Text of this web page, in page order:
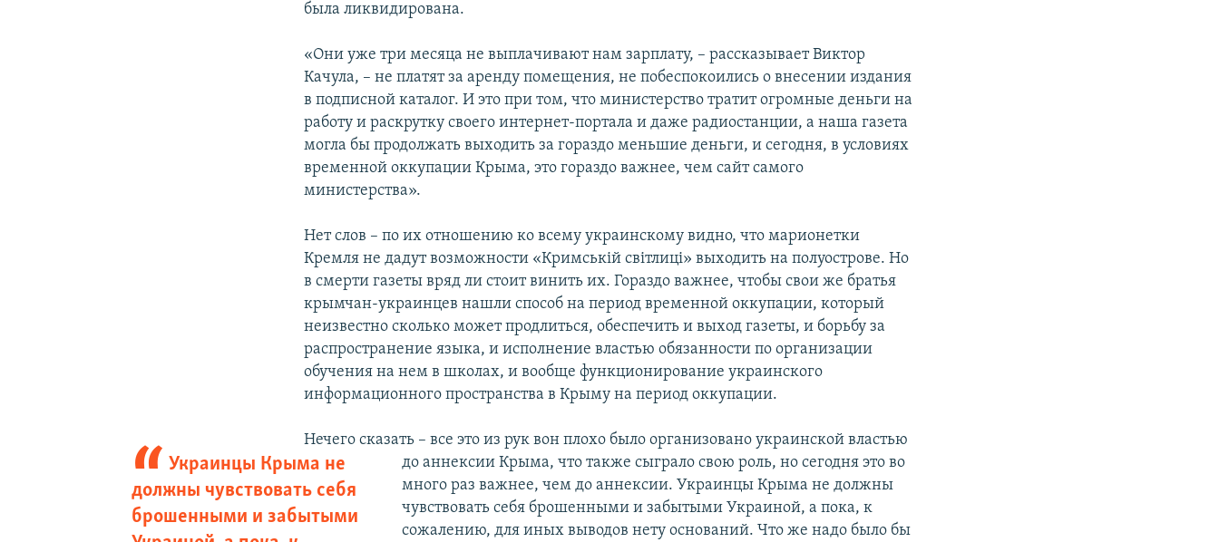
была ликвидирована.
«Они уже три месяца не выплачивают нам зарплату, – рассказывает Виктор
Качула, – не платят за аренду помещения, не побеспокоились о внесении издания
в подписной каталог. И это при том, что министерство тратит огромные деньги на
работу и раскрутку своего интернет-портала и даже радиостанции, а наша газета
могла бы продолжать выходить за гораздо меньшие деньги, и сегодня, в условиях
временной оккупации Крыма, это гораздо важнее, чем сайт самого
министерства».
Нет слов – по их отношению ко всему украинскому видно, что марионетки
Кремля не дадут возможности «Кримській світлиці» выходить на полуострове. Но
в смерти газеты вряд ли стоит винить их. Гораздо важнее, чтобы свои же братья
крымчан-украинцев нашли способ на период временной оккупации, который
неизвестно сколько может продлиться, обеспечить и выход газеты, и борьбу за
распространение языка, и исполнение властью обязанности по организации
обучения на нем в школах, и вообще функционирование украинского
информационного пространства в Крыму на период оккупации.
Нечего сказать – все это из рук вон плохо было организовано украинской властью
до аннексии Крыма, что также сыграло свою роль, но сегодня это во
Украинцы Крыма не
должны чувствовать себя
брошенными и забытыми
много раз важнее, чем до аннексии. Украинцы Крыма не должны
чувствовать себя брошенными и забытыми Украиной, а пока, к
сожалению, для иных выводов нету оснований. Что же надо было бы